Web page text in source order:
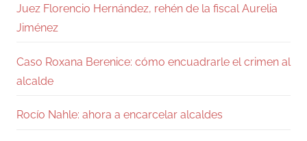
Juez Florencio Hernández, rehén de la fiscal Aurelia
Jiménez
Caso Roxana Berenice: cómo encuadrarle el crimen al
alcalde
Rocío Nahle: ahora a encarcelar alcaldes